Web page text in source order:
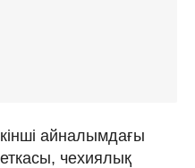
айналымдағы
чехиялық